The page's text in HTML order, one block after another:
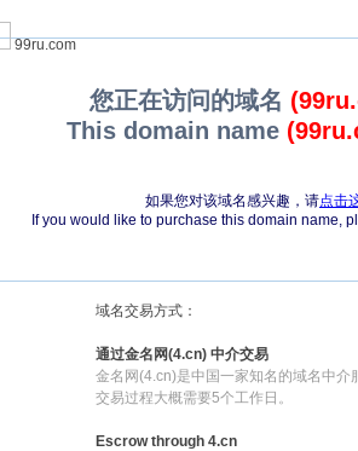
99ru.com
您正在访问的域名
This domain name
如果您对该域名感兴趣，请点击
If you would like to purchase this domain name,
域名交易方式：
通过金名网(4.cn) 中介交易
金名网(4.cn)是中国一家知名的域名中介
交易过程大概需要5个工作日。
Escrow through 4.cn